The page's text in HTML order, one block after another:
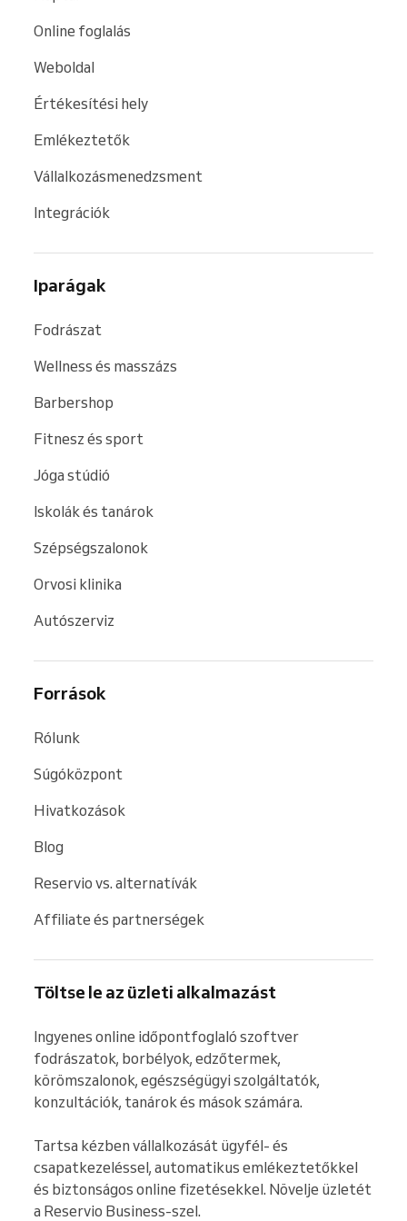
Online foglalás
Weboldal
Értékesítési hely
Emlékeztetők
Vállalkozásmenedzsment
Integrációk
Iparágak
Fodrászat
Wellness és masszázs
Barbershop
Fitnesz és sport
Jóga stúdió
Iskolák és tanárok
Szépségszalonok
Orvosi klinika
Autószerviz
Források
Rólunk
Súgóközpont
Hivatkozások
Blog
Reservio vs. alternatívák
Affiliate és partnerségek
Töltse le az üzleti alkalmazást
Ingyenes online időpontfoglaló szoftver
fodrászatok, borbélyok, edzőtermek,
körömszalonok, egészségügyi szolgáltatók,
konzultációk, tanárok és mások számára.
Tartsa kézben vállalkozását ügyfél- és
csapatkezeléssel, automatikus emlékeztetőkkel
és biztonságos online fizetésekkel. Növelje üzletét
a Reservio Business-szel.